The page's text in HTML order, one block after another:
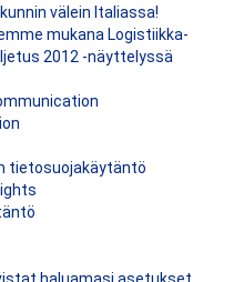
välein Italiassa!
mukana Logistiikka-
2012 -näyttelyssä
tietosuojakäytäntö